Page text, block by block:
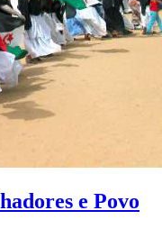
e Povo